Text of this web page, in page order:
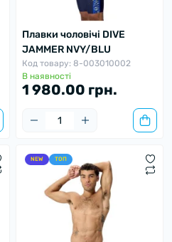
Плавки чоловічі DIVE
JAMMER NVY/BLU
Код товару: 8-003010002
В наявності
1 980.00 грн.
NEW ТОП